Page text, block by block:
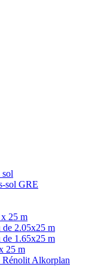
sol GRE
25 m
2.05x25 m
1.65x25 m
25 m
Rénolit Alkorplan